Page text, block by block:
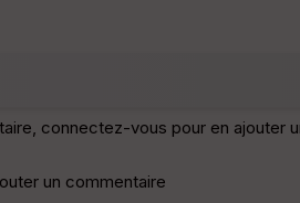
connectez-vous pour en ajouter
un commentaire